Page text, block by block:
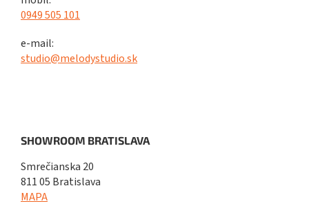
0949 505 101
e-mail:
studio@melodystudio.sk
SHOWROOM BRATISLAVA
Smrečianska 20
811 05 Bratislava
MAPA